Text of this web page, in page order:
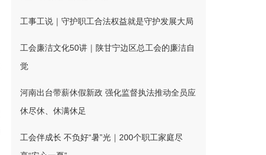
工事工说｜守护职工合法权益就是守护发展大局
工会廉洁文化50讲｜陕甘宁边区总工会的廉洁自
觉
河南出台带薪休假新政 强化监督执法推动全员应
休尽休、休满休足
工会伴成长 不负好“暑”光｜200个职工家庭尽